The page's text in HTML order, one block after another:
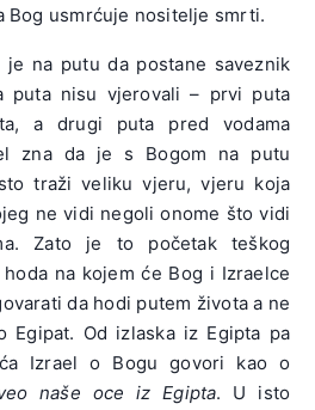
Bog usmrćuje nositelje smrti.
na putu da postane saveznik
puta nisu vjerovali – prvi puta
a drugi puta pred vodama
zna da je s Bogom na putu
traži veliku vjeru, vjeru koja
ne vidi negoli onome što vidi
Zato je to početak teškog
na kojem će Bog i Izraelce
da hodi putem života a ne
Egipat. Od izlaska iz Egipta pa
Izrael o Bogu govori kao o
naše oce iz Egipta. U isto